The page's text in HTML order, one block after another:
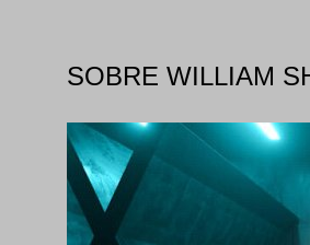
SOBRE WILLIAM